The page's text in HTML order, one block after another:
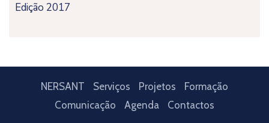
Edição 2017
NERSANT Serviços Projetos
Formação
Comunicação
Agenda Contactos